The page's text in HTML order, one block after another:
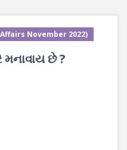
November 2022)
મનાવાય છે ?